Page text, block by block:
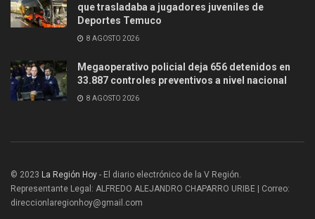
que trasladaba a jugadores juveniles de
Deportes Temuco
8 AGOSTO 2026
Megaoperativo policial deja 656 detenidos en
33.887 controles preventivos a nivel nacional
8 AGOSTO 2026
© 2023 La Región Hoy - El diario electrónico de la V Región.
Representante Legal: ALFREDO ALEJANDRO CHAPARRO URIBE | Correo:
direccionlaregionhoy@gmail.com